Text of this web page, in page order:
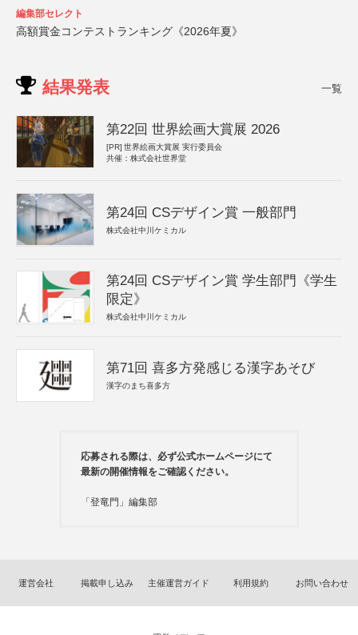
編集部セレクト
高額賞金コンテストランキング《2026年夏》
結果発表 一覧
第22回 世界絵画大賞展 2026
[PR] 世界絵画大賞展 実行委員会
共催：株式会社世界堂
第24回 CSデザイン賞 一般部門
株式会社中川ケミカル
第24回 CSデザイン賞 学生部門《学生
限定》
株式会社中川ケミカル
第71回 喜多方発感じる漢字あそび
漢字のまち喜多方
応募される際は、必ず公式ホームページにて
最新の開催情報をご確認ください。
「登竜門」編集部
運営会社 掲載申し込み 主催運営ガイド 利用規約 お問い合わせ